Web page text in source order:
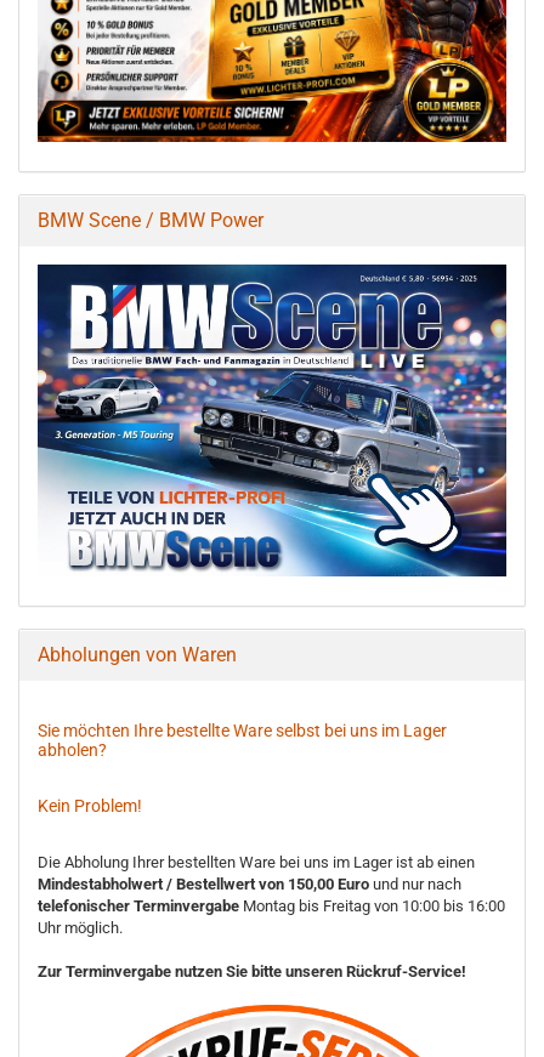
BMW Scene / BMW Power
Abholungen von Waren
Sie möchten Ihre bestellte Ware selbst bei uns im Lager
abholen?
Kein Problem!
Die Abholung Ihrer bestellten Ware bei uns im Lager ist ab einen
Mindestabholwert / Bestellwert von 150,00 Euro und nur nach
telefonischer Terminvergabe Montag bis Freitag von 10:00 bis 16:00
Uhr möglich.
Zur Terminvergabe nutzen Sie bitte unseren Rückruf-Service!